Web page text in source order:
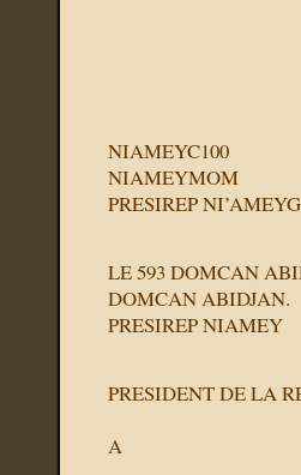
NIAMEYC100
NIAMEYMOM
PRESIREP
LE 593 DOMCAN
DOMCAN ABIDJAN.
PRESIREP NIAMEY
PRESIDENT DE LA
A